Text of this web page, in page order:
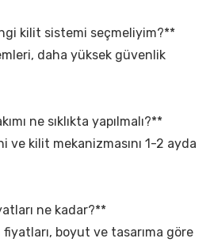
kilit sistemi seçmeliyim?**
daha yüksek güvenlik
ne sıklıkta yapılmalı?**
ve kilit mekanizmasını 1-2 ayda
ne kadar?**
fiyatları, boyut ve tasarıma göre